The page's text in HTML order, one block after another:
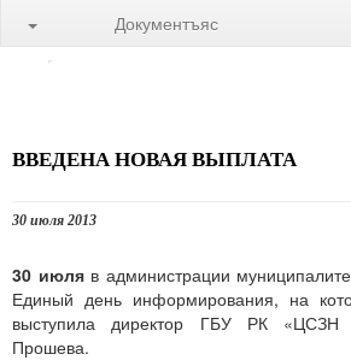
Документъяс
ВВЕДЕНА НОВАЯ ВЫПЛАТА
30 июля 2013
30 июляв администрации
Единый день информирования, на
выступила директор ГБУ РК «ЦСЗН
Прошева.